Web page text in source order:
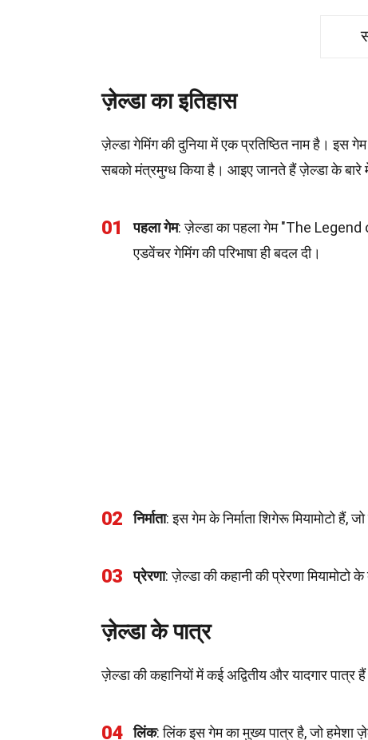
ज़ेल्डा का इतिहास
ज़ेल्डा गेमिंग की दुनिया में एक प्रतिष्ठित नाम है। इस
सबको मंत्रमुग्ध किया है। आइए जानते हैं ज़ेल्डा के
01 पहला गेम: ज़ेल्डा का पहला गेम "The Legend
एडवेंचर गेमिंग की परिभाषा ही बदल दी।
02 निर्माता: इस गेम के निर्माता शिगेरू मियामोटो हैं,
03 प्रेरणा: ज़ेल्डा की कहानी की प्रेरणा
ज़ेल्डा के पात्र
ज़ेल्डा की कहानियों में कई अद्वितीय और यादगार पात्र
04 लिंक: लिंक इस गेम का मुख्य पात्र है, जो हमेशा